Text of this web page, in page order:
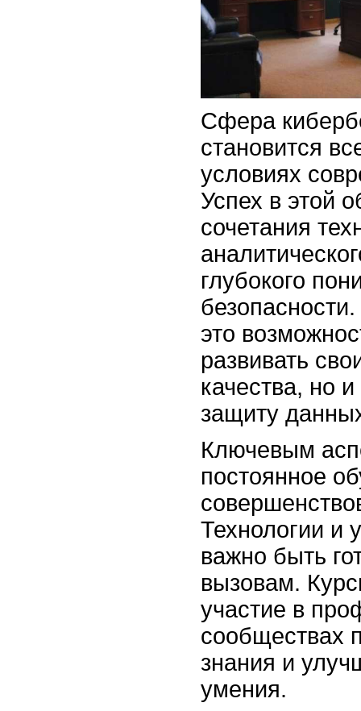
Сфера
становится
условиях
Успех в этой
сочетания
глубокого
это
развивать
качества, но
защиту
Ключевым
постоянное
Технологии и
важно быть
вызовам.
участие в
сообществах
знания и
умения.